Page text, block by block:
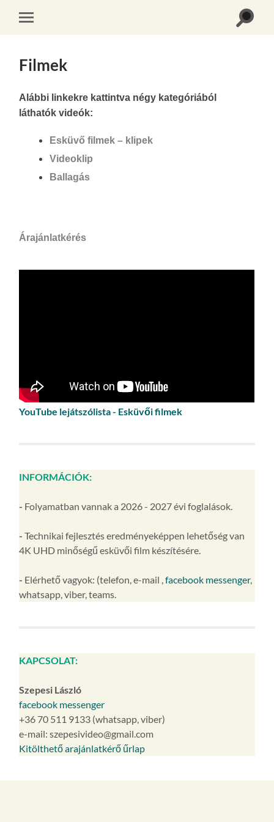
Toggle
Toggle
Filmek
Alábbi linkekre kattintva négy kategóriából
láthatók videók:
Esküvő filmek – klipek
Videoklip
Ballagás
Árajánlatkérés
YouTube lejátszólista - Esküvői filmek
INFORMÁCIÓK:
- Folyamatban vannak a 2026 - 2027 évi foglalások.
- Technikai fejlesztés eredményeképpen lehetőség van
4K UHD minőségű esküvői film készítésére.
- Elérhető vagyok: (telefon, e-mail ,facebook messenger,
whatsapp, viber, teams.
KAPCSOLAT:
Szepesi László
facebook messenger
+36 70 511 9133 (whatsapp, viber)
e-mail: szepesivideo@gmail.com
Kitölthető arajánlatkérő űrlap